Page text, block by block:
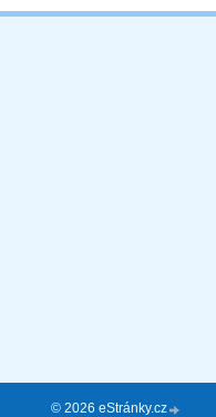
© 2026 eStránky.cz